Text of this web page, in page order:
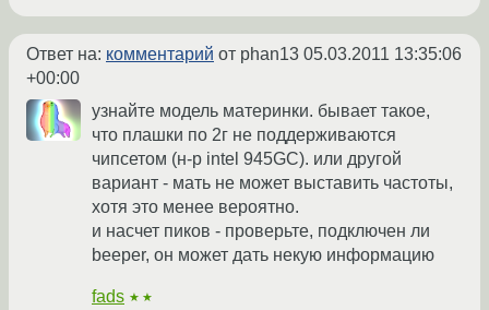
Ответ на: комментарий от phan13 05.03.2011 13:35:06
+00:00
узнайте модель материнки. бывает такое,
что плашки по 2г не поддерживаются
чипсетом (н-р intel 945GC). или другой
вариант - мать не может выставить частоты,
хотя это менее вероятно.
и насчет пиков - проверьте, подключен ли
beeper, он может дать некую информацию
fads ★★